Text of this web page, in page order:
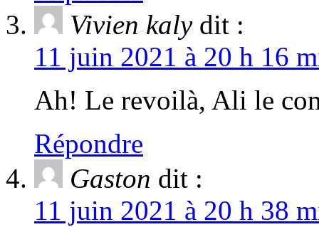
Vivien kaly dit :
11 juin 2021 à 20 h 16
Ah! Le revoilà, Ali le
Répondre
Gaston dit :
11 juin 2021 à 20 h 38